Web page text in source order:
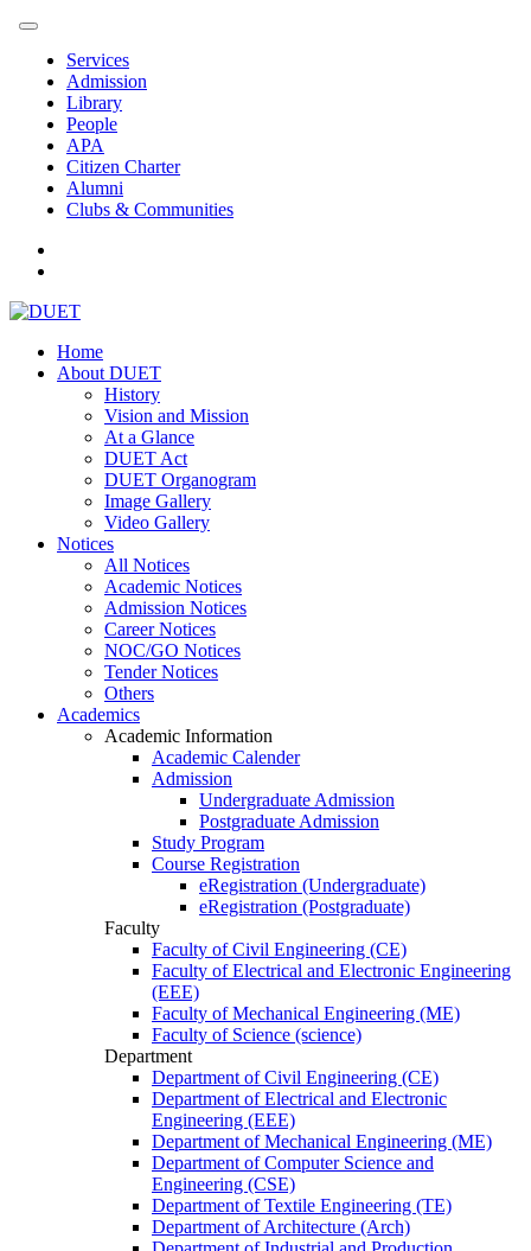
Services
Admission
Library
People
APA
Citizen Charter
Alumni
Clubs & Communities
Home
About DUET
History
Vision and Mission
At a Glance
DUET Act
DUET Organogram
Image Gallery
Video Gallery
Notices
All Notices
Academic Notices
Admission Notices
Career Notices
NOC/GO Notices
Tender Notices
Others
Academics
Academic Information
Academic Calender
Admission
Undergraduate Admission
Postgraduate Admission
Study Program
Course Registration
eRegistration (Undergraduate)
eRegistration (Postgraduate)
Faculty
Faculty of Civil Engineering (CE)
Faculty of Electrical and Electronic Engineering
(EEE)
Faculty of Mechanical Engineering (ME)
Faculty of Science (science)
Department
Department of Civil Engineering (CE)
Department of Electrical and Electronic
Engineering (EEE)
Department of Mechanical Engineering (ME)
Department of Computer Science and
Engineering (CSE)
Department of Textile Engineering (TE)
Department of Architecture (Arch)